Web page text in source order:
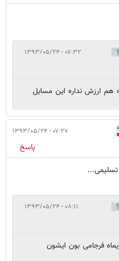
۰۷:۳۲ - ۱۳۹۳/۰۵/۲۴
هم ارزش نداره این مسایل
۰۷:۲۷ - ۱۳۹۳/۰۵/۲۴
پاسخ
۰۸:۱۱ - ۱۳۹۳/۰۵/۲۴
فرجامى بون ايشون